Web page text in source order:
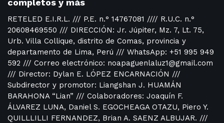
completos y más
RETELED E.I.R.L. /// P.E. n.° 14767081 //// R.U.C. n.°
20608469550 /// DIRECCIÓN: Jr. Júpiter, Mz. 7, Lt. 75,
Urb. Villa Collique, distrito de Comas, provincia y
departamento de Lima, Perú /// WhatsApp: +51 995 949
592 /// Correo electrónico: noapaguenlaluz1@gmail.com
/// Director: Dylan E. LÓPEZ ENCARNACIÓN ///
Subdirector y promotor: Liangshan J. HUAMÁN
BARAHONA “Lian” /// Colaboradores: Joaquín F.
ÁLVAREZ LUNA, Daniel S. EGOCHEAGA OTAZU, Piero Y.
QUILLLILLI FERNANDEZ, Brian A. SAENZ ALBUJAR. ///